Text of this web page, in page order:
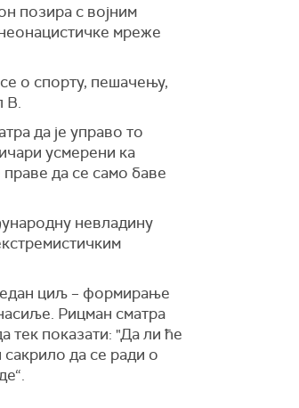
позира с војним
мреже
о спорту, пешачењу,
В.
да је управо то
усмерени ка
праве да се само баве
невладину
циљ – формирање
Рицман сматра
тек показати: "Да ли ће
да се ради о